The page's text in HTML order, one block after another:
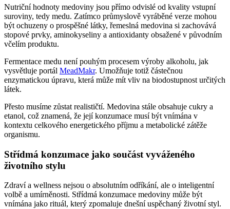
Nutriční hodnoty medoviny jsou přímo odvislé od kvality vstupní
suroviny, tedy medu. Zatímco průmyslově vyráběné verze mohou
být ochuzeny o prospěšné látky, řemeslná medovina si zachovává
stopové prvky, aminokyseliny a antioxidanty obsažené v původním
včelím produktu.
Fermentace medu není pouhým procesem výroby alkoholu, jak
vysvětluje portál MeadMakr. Umožňuje totiž částečnou
enzymatickou úpravu, která může mít vliv na biodostupnost určitých
látek.
Přesto musíme zůstat realističtí. Medovina stále obsahuje cukry a
etanol, což znamená, že její konzumace musí být vnímána v
kontextu celkového energetického příjmu a metabolické zátěže
organismu.
Střídmá konzumace jako součást vyváženého
životního stylu
Zdraví a wellness nejsou o absolutním odříkání, ale o inteligentní
volbě a umírněnosti. Střídmá konzumace medoviny může být
vnímána jako rituál, který zpomaluje dnešní uspěchaný životní styl.